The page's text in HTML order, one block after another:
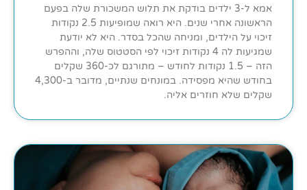
אמא ל-3 ילדים בודקת את תלוש המשכורת שלה בפעם
הראשונה אחרי שנים. היא רואה שמופיעות 2.5 נקודות
זיכוי על הילדים, ומניחה שהכל בסדר. היא לא יודעת
שמגיעות לה 4 נקודות זיכוי לפי הסטטוס שלה, וההפרש
הזה – 1.5 נקודות לחודש – מתורגם לכ-360 שקלים
בחודש שהיא מפסידה. במונחים שנתיים, מדובר ב-4,300
שקלים שלא חוזרים אליה.